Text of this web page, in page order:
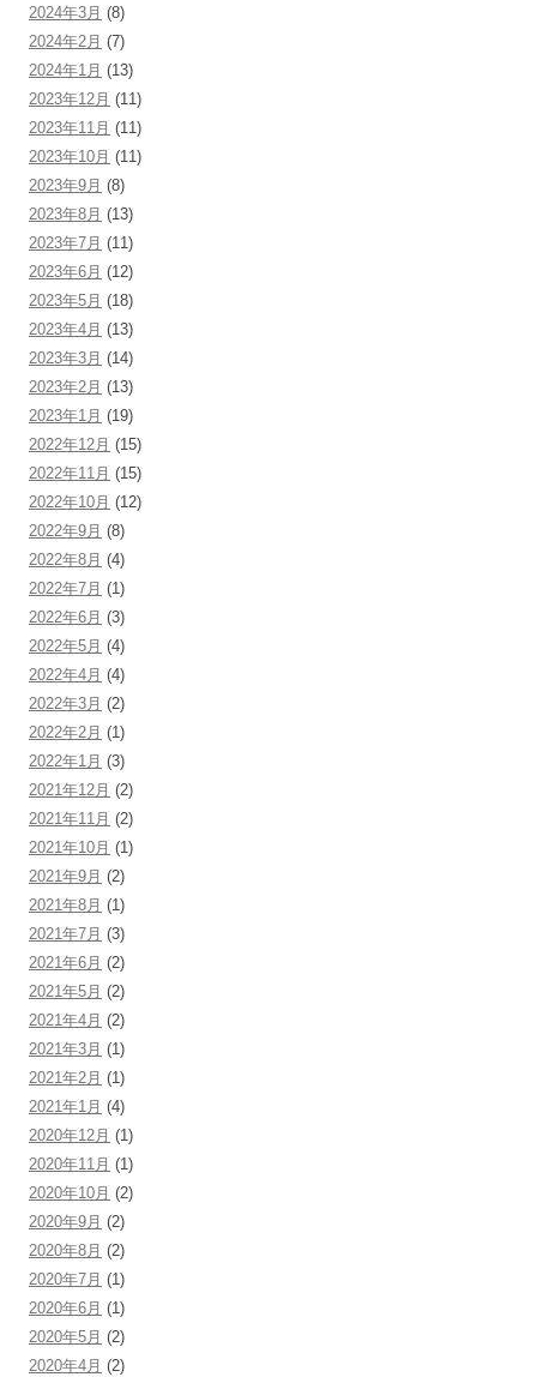
2024年3月 (8)
2024年2月 (7)
2024年1月 (13)
2023年12月 (11)
2023年11月 (11)
2023年10月 (11)
2023年9月 (8)
2023年8月 (13)
2023年7月 (11)
2023年6月 (12)
2023年5月 (18)
2023年4月 (13)
2023年3月 (14)
2023年2月 (13)
2023年1月 (19)
2022年12月 (15)
2022年11月 (15)
2022年10月 (12)
2022年9月 (8)
2022年8月 (4)
2022年7月 (1)
2022年6月 (3)
2022年5月 (4)
2022年4月 (4)
2022年3月 (2)
2022年2月 (1)
2022年1月 (3)
2021年12月 (2)
2021年11月 (2)
2021年10月 (1)
2021年9月 (2)
2021年8月 (1)
2021年7月 (3)
2021年6月 (2)
2021年5月 (2)
2021年4月 (2)
2021年3月 (1)
2021年2月 (1)
2021年1月 (4)
2020年12月 (1)
2020年11月 (1)
2020年10月 (2)
2020年9月 (2)
2020年8月 (2)
2020年7月 (1)
2020年6月 (1)
2020年5月 (2)
2020年4月 (2)